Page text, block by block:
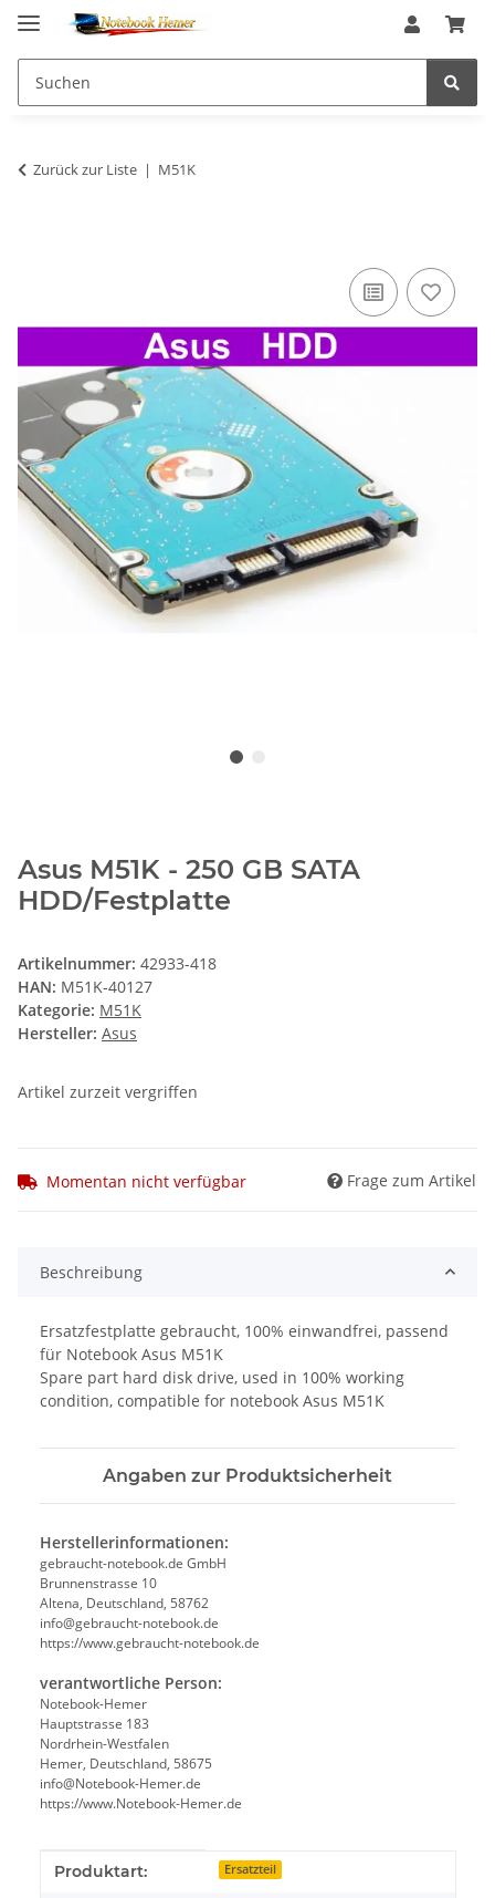
Zurück zur Liste M51K
Asus M51K - 250 GB SATA
HDD/Festplatte
Artikelnummer: 42933-418
HAN: M51K-40127
Kategorie: M51K
Hersteller: Asus
Artikel zurzeit vergriffen
Momentan nicht verfügbar Frage zum Artikel
Beschreibung
Ersatzfestplatte gebraucht, 100% einwandfrei, passend
für Notebook Asus M51K
Spare part hard disk drive, used in 100% working
condition, compatible for notebook Asus M51K
Angaben zur Produktsicherheit
Herstellerinformationen:
gebraucht-notebook.de GmbH
Brunnenstrasse 10
Altena, Deutschland, 58762
info@gebraucht-notebook.de
https://www.gebraucht-notebook.de
verantwortliche Person:
Notebook-Hemer
Hauptstrasse 183
Nordrhein-Westfalen
Hemer, Deutschland, 58675
info@Notebook-Hemer.de
https://www.Notebook-Hemer.de
Produkteigenschaft
Wert
Produktart: Ersatzteil